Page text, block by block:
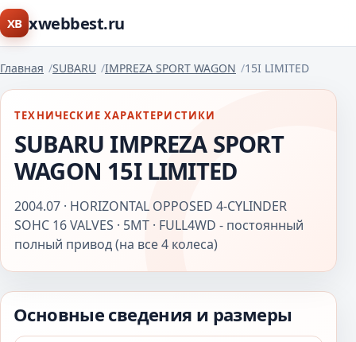
XB xwebbest.ru
Главная SUBARU IMPREZA SPORT WAGON 15I LIMITED
ТЕХНИЧЕСКИЕ ХАРАКТЕРИСТИКИ
SUBARU IMPREZA SPORT
WAGON 15I LIMITED
2004.07 · HORIZONTAL OPPOSED 4-CYLINDER
SOHC 16 VALVES · 5MT · FULL4WD - постоянный
полный привод (на все 4 колеса)
Основные сведения и размеры